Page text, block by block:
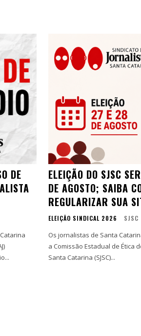
DE
ELEIÇÃO DO SJSC
DE AGOSTO; SAIBA
REGULARIZAR SUA
ELEIÇÃO SINDICAL 2026 SJSC
Os jornalistas de Santa
a Comissão Estadual de Ética
Santa Catarina (SJSC)...